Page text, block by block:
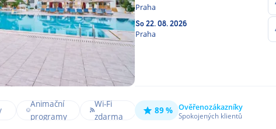
Animační
programy
Wi-Fi
zdarma
sporty
na pláži
Wellness
& Spa
Praha
So22. 08. 2026
Praha
89 % Ověřenozákazníky
Spokojených klientů